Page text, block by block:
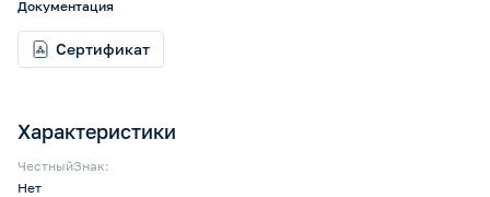
Характеристики
ЧестныйЗнак:
Нет
Документация
Сертификат